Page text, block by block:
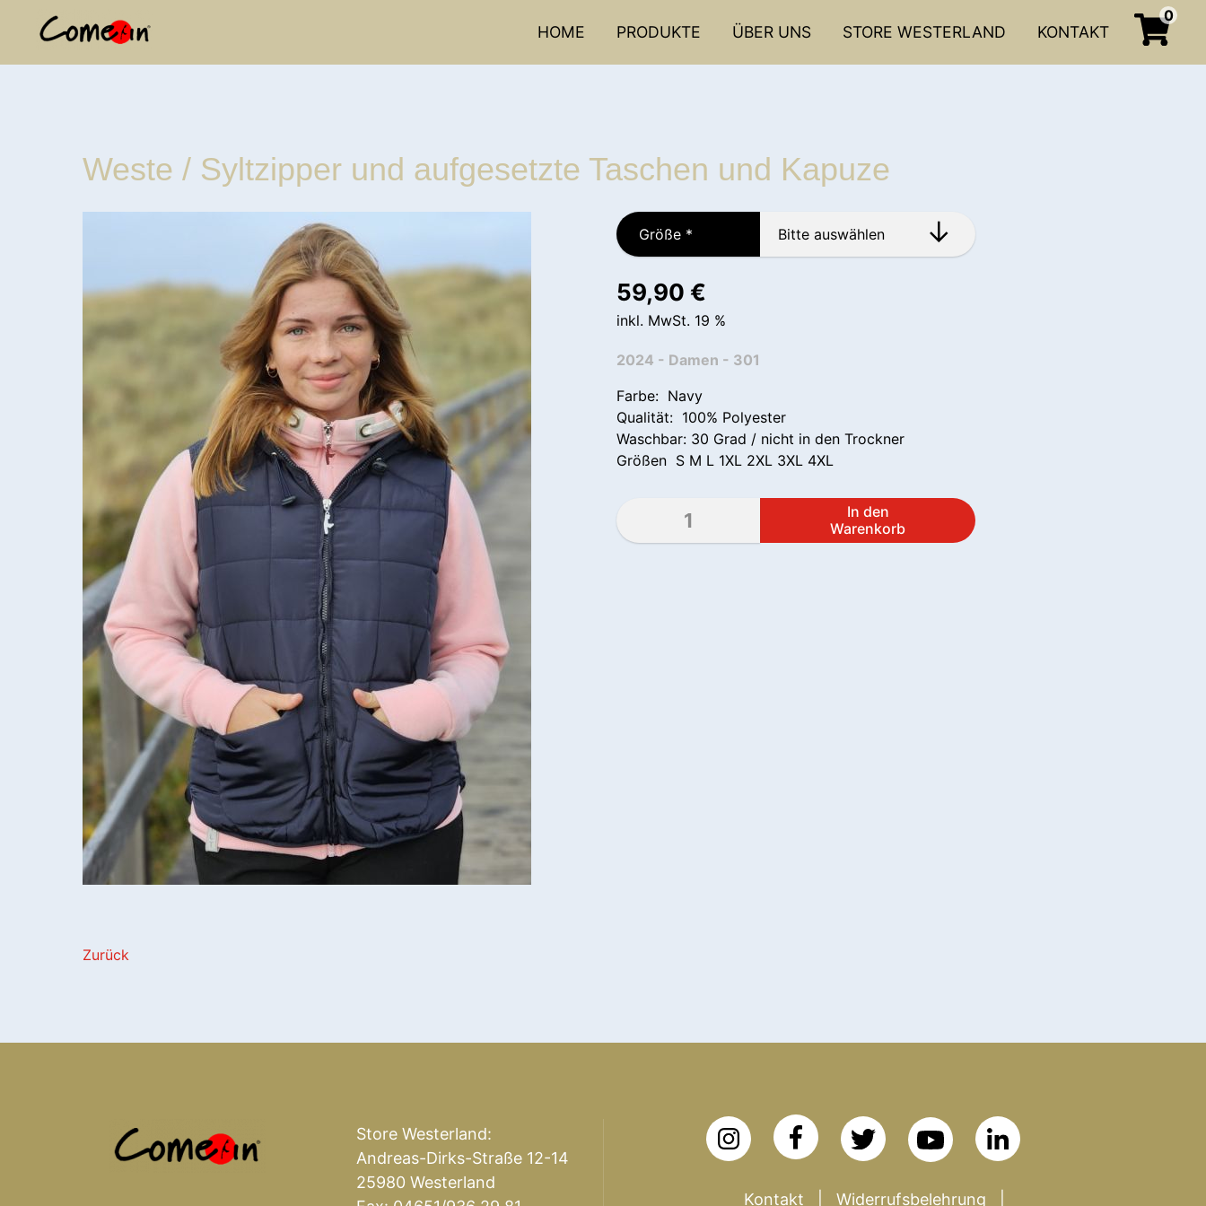
HOME PRODUKTE ÜBER UNS STORE WESTERLAND KONTAKT
0
Weste / Syltzipper und aufgesetzte Taschen und Kapuze
Größe *
59,90 €
inkl. MwSt. 19 %
2024 - Damen - 301
Farbe: Navy
Qualität: 100% Polyester
Waschbar: 30 Grad / nicht in den Trockner
Größen S M L 1XL 2XL 3XL 4XL
Zurück
Store Westerland:
Andreas-Dirks-Straße 12-14
25980 Westerland
Kontakt Widerrufsbelehrung